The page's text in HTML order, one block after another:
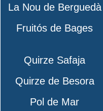
La Nou de Berguedà
Fruitós de Bages
Quirze Safaja
Quirze de Besora
Pol de Mar